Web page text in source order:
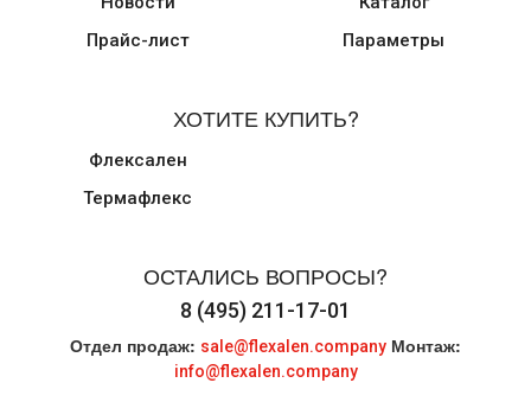
Прайс-лист
Параметры
ХОТИТЕ КУПИТЬ?
Флексален
Термафлекс
ОСТАЛИСЬ ВОПРОСЫ?
8 (495) 211-17-01
Отдел продаж: sale@flexalen.company Монтаж:
info@flexalen.company